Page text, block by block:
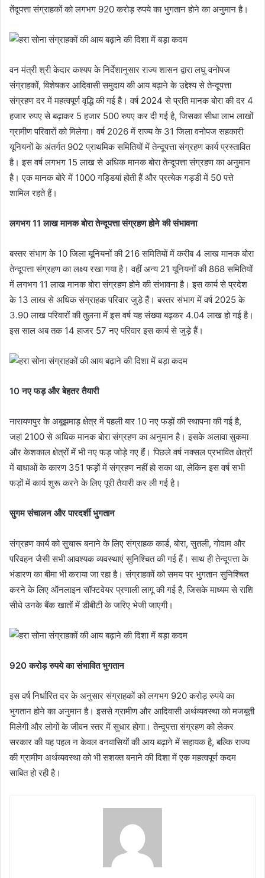
तेंदूपत्ता संग्राहकों को लगभग 920 करोड़ रुपये का भुगतान होने का अनुमान है।
वन मंत्री श्री केदार कश्यप के निर्देशानुसार राज्य शासन द्वारा लघु वनोपज
संग्राहकों, विशेषकर आदिवासी समुदाय की आय बढ़ाने के उद्देश्य से तेन्दूपत्ता
संग्रहण दर में महत्वपूर्ण वृद्धि की गई है। वर्ष 2024 से प्रति मानक बोरा की दर 4
हजार रुपए से बढ़ाकर 5 हजार 500 रुपए कर दी गई है, जिसका सीधा लाभ लाखों
ग्रामीण परिवारों को मिलेगा। वर्ष 2026 में राज्य के 31 जिला वनोपज सहकारी
यूनियनों के अंतर्गत 902 प्राथमिक समितियों में तेन्दूपत्ता संग्रहण कार्य प्रस्तावित
है। इस वर्ष लगभग 15 लाख से अधिक मानक बोरा तेन्दूपत्ता संग्रहण का अनुमान
है। एक मानक बोरे में 1000 गड्डियां होती हैं और प्रत्येक गड्डी में 50 पत्ते
शामिल रहते हैं।
लगभग 11 लाख मानक बोरा तेन्दूपत्ता संग्रहण होने की संभावना
बस्तर संभाग के 10 जिला यूनियनों की 216 समितियों में करीब 4 लाख मानक बोरा
तेन्दूपत्ता संग्रहण का लक्ष्य रखा गया है। वहीं अन्य 21 यूनियनों की 868 समितियों
में लगभग 11 लाख मानक बोरा संग्रहण होने की संभावना है। इस कार्य से प्रदेश
के 13 लाख से अधिक संग्राहक परिवार जुड़े हैं। बस्तर संभाग में वर्ष 2025 के
3.90 लाख परिवारों की तुलना में इस वर्ष यह संख्या बढ़कर 4.04 लाख हो गई है।
इस साल अब तक 14 हाजर 57 नए परिवार इस कार्य से जुड़े हैं।
10 नए फड़ और बेहतर तैयारी
नारायणपुर के अबूझमाड़ क्षेत्र में पहली बार 10 नए फड़ों की स्थापना की गई है,
जहां 2100 से अधिक मानक बोरा संग्रहण का अनुमान है। इसके अलावा सुकमा
और केशकाल क्षेत्रों में भी नए फड़ जोड़े गए हैं। पिछले वर्ष नक्सल प्रभावित क्षेत्रों
में बाधाओं के कारण 351 फड़ों में संग्रहण नहीं हो सका था, लेकिन इस वर्ष सभी
फड़ों में कार्य शुरू करने के लिए पूरी तैयारी कर ली गई है।
सुगम संचालन और पारदर्शी भुगतान
संग्रहण कार्य को सुचारू बनाने के लिए संग्राहक कार्ड, बोरा, सुतली, गोदाम और
परिवहन जैसी सभी आवश्यक व्यवस्थाएं सुनिश्चित की गई हैं। साथ ही तेन्दूपत्ता के
भंडारण का बीमा भी कराया जा रहा है। संग्राहकों को समय पर भुगतान सुनिश्चित
करने के लिए ऑनलाइन सॉफ्टवेयर प्रणाली लागू की गई है, जिसके माध्यम से राशि
सीधे उनके बैंक खातों में डीबीटी के जरिए भेजी जाएगी।
920 करोड़ रुपये का संभावित भुगतान
इस वर्ष निर्धारित दर के अनुसार संग्राहकों को लगभग 920 करोड़ रुपये का
भुगतान होने का अनुमान है। इससे ग्रामीण और आदिवासी अर्थव्यवस्था को मजबूती
मिलेगी और लोगों के जीवन स्तर में सुधार होगा। तेन्दूपत्ता संग्रहण को लेकर
सरकार की यह पहल न केवल वनवासियों की आय बढ़ाने में सहायक है, बल्कि राज्य
की ग्रामीण अर्थव्यवस्था को भी सशक्त बनाने की दिशा में एक महत्वपूर्ण कदम
साबित हो रही है।